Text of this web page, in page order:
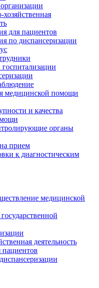
для пациентов
по диспансеризации
медицинской помощи
и качества
органы
прием
к диагностическим
медицинской
деятельность